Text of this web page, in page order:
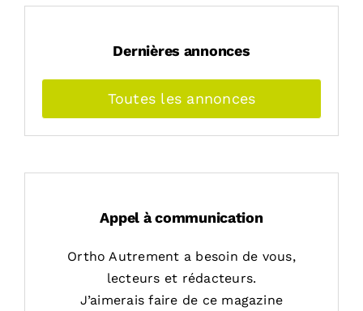
Dernières annonces
Toutes les annonces
Appel à communication
Ortho Autrement a besoin de vous,
lecteurs et rédacteurs.
J’aimerais faire de ce magazine